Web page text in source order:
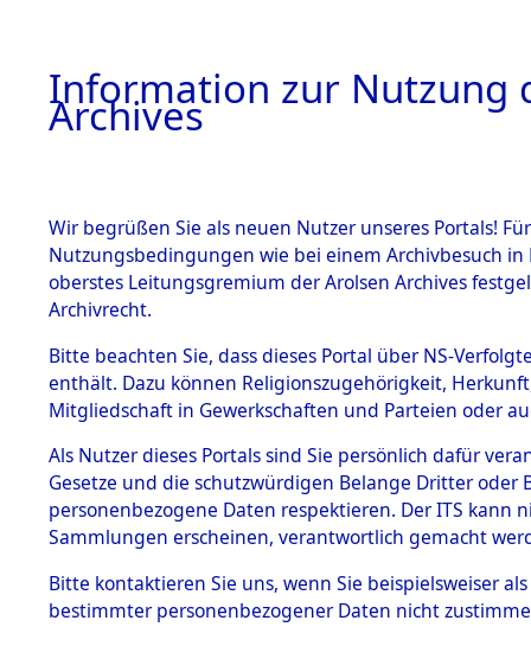
BESTÄNDE
1.
mente
5. Verschiedenes
5.3
Todesmärsche
5.3.1 Alliierte
Erhebungen
zu
Todesmärsch
Dead -
Information zur Nutzung
Archives
Wir begrüßen Sie als neuen Nutzer unseres Portals!
Nutzungsbedingungen wie bei einem Archivbesuch
oberstes Leitungsgremium der Arolsen Archives
Archivrecht.
Bitte beachten Sie, dass dieses Portal über NS-
enthält. Dazu können Religionszugehörigkeit,
Mitgliedschaft in Gewerkschaften und Parteien oder
Als Nutzer dieses Portals sind Sie persönlich dafür
Gesetze und die schutzwürdigen Belange Dritter
personenbezogene Daten respektieren. Der ITS
Sammlungen erscheinen, verantwortlich gemacht
Bitte kontaktieren Sie uns, wenn Sie beispielsweiser
bestimmter personenbezogener Daten nicht